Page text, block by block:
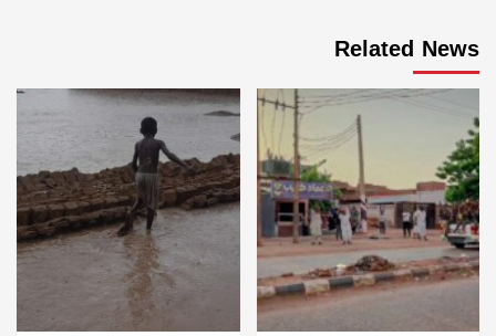
Related News